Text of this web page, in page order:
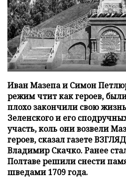
Иван Мазепа и Симон
режим чтит как героев,
плохо закончили свою
Зеленского и его
участь, коль они возвели
героев, сказал газете
Владимир Скачко. Ранее
Полтаве решили снести
шведами 1709 года.